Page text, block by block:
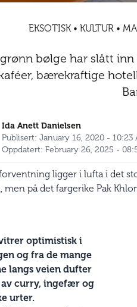
EKSOTISK • KULTUR •
bølge har slått
bærekraftige
Ida Anett Danielsen
Publisert: January 16, 2020 - 10:23
Oppdatert: February 26, 2025 -
ligger i lufta i det
men på det fargerike Pak
optimistisk i
og fra de mange
langs veien dufter
curry, ingefær og
urter.